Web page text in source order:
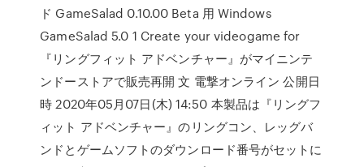
ド GameSalad 0.10.00 Beta 用 Windows
GameSalad 5.0 1 Create your videogame for
『リングフィット アドベンチャー』がマイニンテ
ンドーストアで販売再開 文 電撃オンライン 公開日
時 2020年05月07日(木) 14:50 本製品は『リングフ
ィット アドベンチャー』のリングコン、レッグバ
ンドとゲームソフトのダウンロード番号がセットに